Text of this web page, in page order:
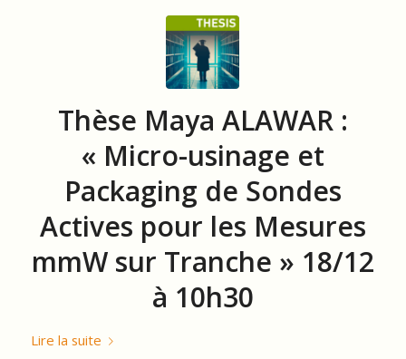
Thèse Maya ALAWAR :
« Micro-usinage et
Packaging de Sondes
Actives pour les Mesures
mmW sur Tranche » 18/12
à 10h30
Lire la suite